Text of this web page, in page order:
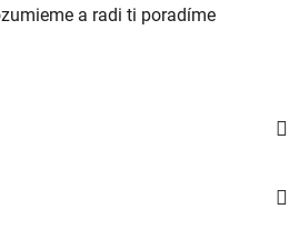
a radi ti poradíme